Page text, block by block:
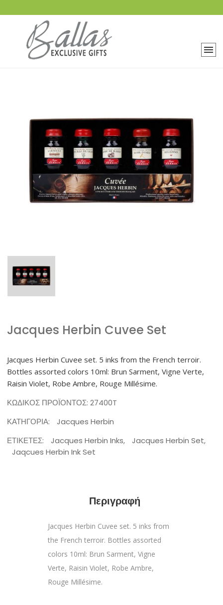
Jacques Herbin Cuvee Set
Jacques Herbin Cuvee set. 5 inks from the French terroir.
Bottles assorted colors 10ml: Brun Sarment, Vigne Verte,
Raisin Violet, Robe Ambre, Rouge Millésime.
ΚΩΔΙΚΌΣ ΠΡΟΪΌΝΤΟΣ: 27400T
ΚΑΤΗΓΟΡΊΑ:
Jacques Herbin
ΕΤΙΚΈΤΕΣ:
Jacques Herbin Inks, Jacques Herbin Set,
Jaqcues Herbin Ink Set
Περιγραφή
Jacques Herbin Cuvee set. 5 inks from
the French terroir. Bottles assorted
colors 10ml: Brun Sarment, Vigne
Verte, Raisin Violet, Robe Ambre,
Rouge Millésime.